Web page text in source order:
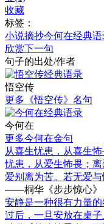
收藏
标签：
小说摘抄今何在经典语
欣赏下一句
句子的出处/作者
悟空传
更多《悟空传》名句
今何在
更多今何在金句
从喜生忧患，从喜生
忧患，从爱生怖畏；
爱别离为苦。若无爱与
——桐华《步步惊心》
安静是一种很有力量
过后，一旦安放在桌